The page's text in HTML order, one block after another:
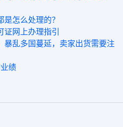
怎么处理的？
网上办理指引
暴乱多国蔓延，卖家出货需要注
绩